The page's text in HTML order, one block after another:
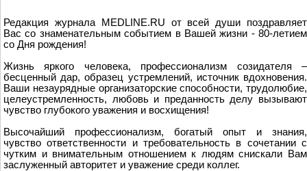
Редакция журнала MEDLINE.RU от всей души поздравляет
Вас со знаменательным событием в Вашей жизни - 80-летием
со Дня рождения!
Жизнь яркого человека, профессионализм созидателя –
бесценный дар, образец устремлений, источник вдохновения.
Ваши незаурядные организаторские способности, трудолюбие,
целеустремленность, любовь и преданность делу вызывают
чувство глубокого уважения и восхищения!
Высочайший профессионализм, богатый опыт и знания,
чувство ответственности и требовательность в сочетании с
чутким и внимательным отношением к людям снискали Вам
заслуженный авторитет и уважение среди коллег.